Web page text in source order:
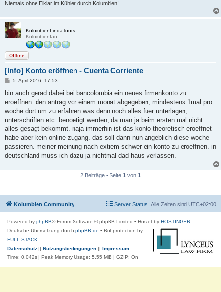
Niemals ohne Eiklar im Kühler durch Kolumbien!
KolumbienLindaTours
Kolumbienfan
Offline
[Info] Konto eröffnen - Cuenta Corriente
B
i
r
a
5. April 2016, 17:53
bin auch gerad dabei bei bancolombia ein neues firmenkonto zu
eroeffnen. den antrag vor einem monat abgegeben, mindestens 1mal pro
woche dort um zu erfahren was denn noch alles fuer unterlagen,
unterschriften etc. benoetigt werden, da man ja beim ersten mal nicht
alles gesagt bekommt. naja immerhin ist das konto theoretisch eroeffnet
habe aber kein online zugang. das soll dann nun angeblich diese woche
passieren. meiner meinung nach extrem schwer ein konto zu eroeffnen. in
deutschland muss ich dazu ja nichtmal dad haus verlassen.
2 Beiträge • Seite 1 von 1
Kolumbien Community Alle Zeiten sind UTC+02:00
Server Status
Powered by phpBB® Forum Software © phpBB Limited • Hostet by HOSTINGER
Deutsche Übersetzung durch phpBB.de • Bot protection by
FULL-STACK
Datenschutz || Nutzungsbedingungen || Impressum
Time: 0.042s | Peak Memory Usage: 5.55 MiB | GZIP: On